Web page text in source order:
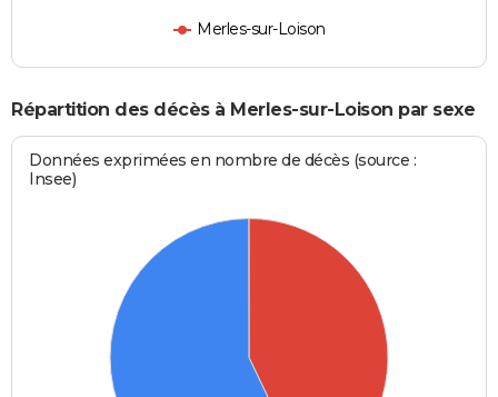
Merles-sur-Loison
Répartition des décès à Merles-sur-Loison par sexe
Données exprimées en nombre de décès (source :
Insee)